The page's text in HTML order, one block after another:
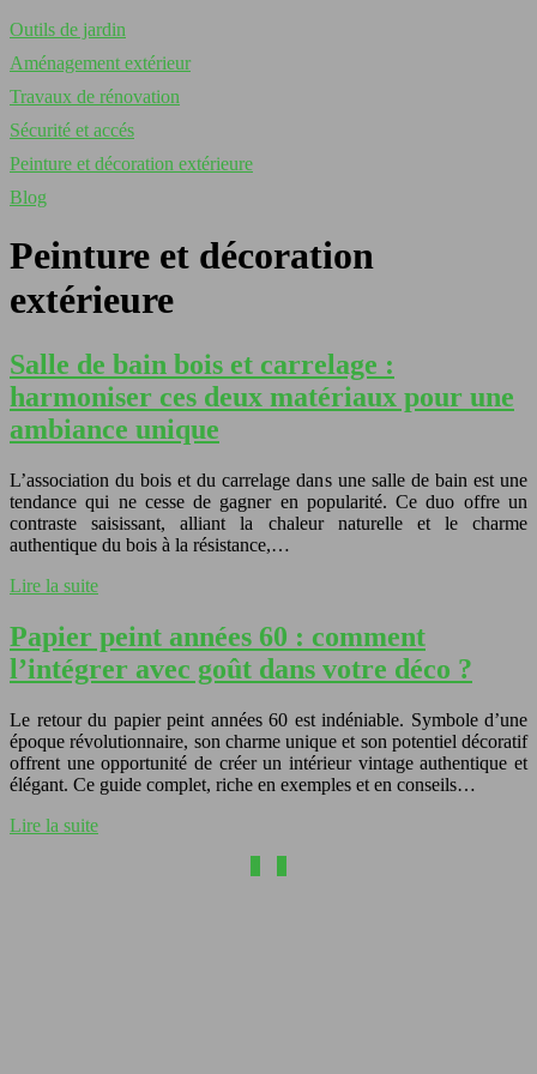
Outils de jardin
Aménagement extérieur
Travaux de rénovation
Sécurité et accés
Peinture et décoration extérieure
Blog
Peinture et décoration
extérieure
Salle de bain bois et carrelage :
harmoniser ces deux matériaux pour une
ambiance unique
L’association du bois et du carrelage dans une salle de bain est une
tendance qui ne cesse de gagner en popularité. Ce duo offre un
contraste saisissant, alliant la chaleur naturelle et le charme
authentique du bois à la résistance,…
Lire la suite
Papier peint années 60 : comment
l’intégrer avec goût dans votre déco ?
Le retour du papier peint années 60 est indéniable. Symbole d’une
époque révolutionnaire, son charme unique et son potentiel décoratif
offrent une opportunité de créer un intérieur vintage authentique et
élégant. Ce guide complet, riche en exemples et en conseils…
Lire la suite